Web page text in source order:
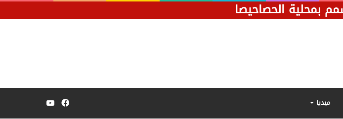
ميديا فيسبوك